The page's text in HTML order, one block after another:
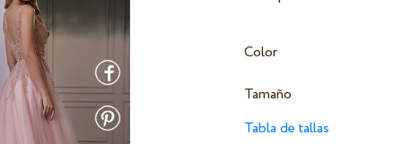
Color
Tamaño
Tabla de tallas